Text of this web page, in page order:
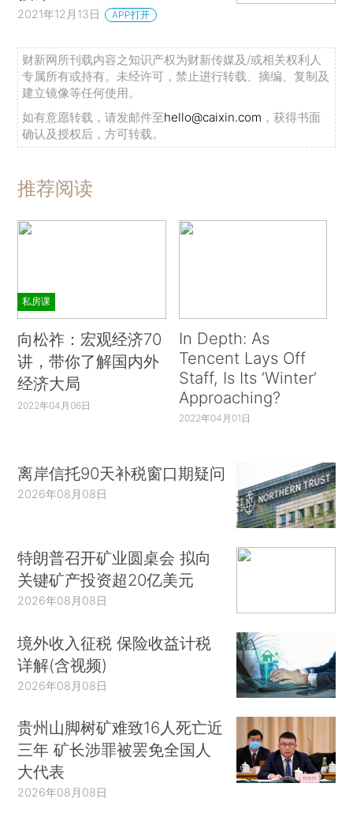
2021年12月13日 APP打开
财新网所刊载内容之知识产权为财新传媒及/或相关权利人
专属所有或持有。未经许可，禁止进行转载、摘编、复制及
建立镜像等任何使用。
如有意愿转载，请发邮件至hello@caixin.com ，获得书面
确认及授权后，方可转载。
推荐阅读
私房课
向松祚：宏观经济70
讲，带你了解国内外
经济大局
2022年04月06日
In Depth: As
Tencent Lays Off
Staff, Is Its ‘Winter’
Approaching?
2022年04月01日
离岸信托90天补税窗口期疑问
2026年08月08日
特朗普召开矿业圆桌会 拟向
关键矿产投资超20亿美元
2026年08月08日
境外收入征税 保险收益计税
详解(含视频)
2026年08月08日
贵州山脚树矿难致16人死亡近
三年 矿长涉罪被罢免全国人
大代表
2026年08月08日